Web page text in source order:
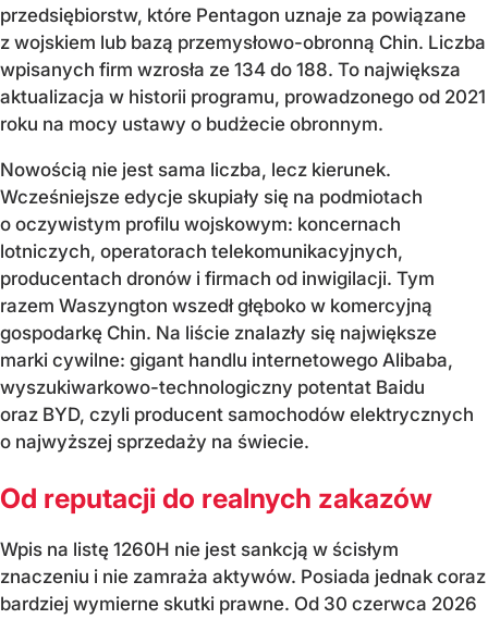
przedsiębiorstw, które Pentagon uznaje za powiązane
z wojskiem lub bazą przemysłowo-obronną Chin. Liczba
wpisanych firm wzrosła ze 134 do 188. To największa
aktualizacja w historii programu, prowadzonego od 2021
roku na mocy ustawy o budżecie obronnym.
Nowością nie jest sama liczba, lecz kierunek.
Wcześniejsze edycje skupiały się na podmiotach
o oczywistym profilu wojskowym: koncernach
lotniczych, operatorach telekomunikacyjnych,
producentach dronów i firmach od inwigilacji. Tym
razem Waszyngton wszedł głęboko w komercyjną
gospodarkę Chin. Na liście znalazły się największe
marki cywilne: gigant handlu internetowego Alibaba,
wyszukiwarkowo-technologiczny potentat Baidu
oraz BYD, czyli producent samochodów elektrycznych
o najwyższej sprzedaży na świecie.
Od reputacji do realnych zakazów
Wpis na listę 1260H nie jest sankcją w ścisłym
znaczeniu i nie zamraża aktywów. Posiada jednak coraz
bardziej wymierne skutki prawne. Od 30 czerwca 2026